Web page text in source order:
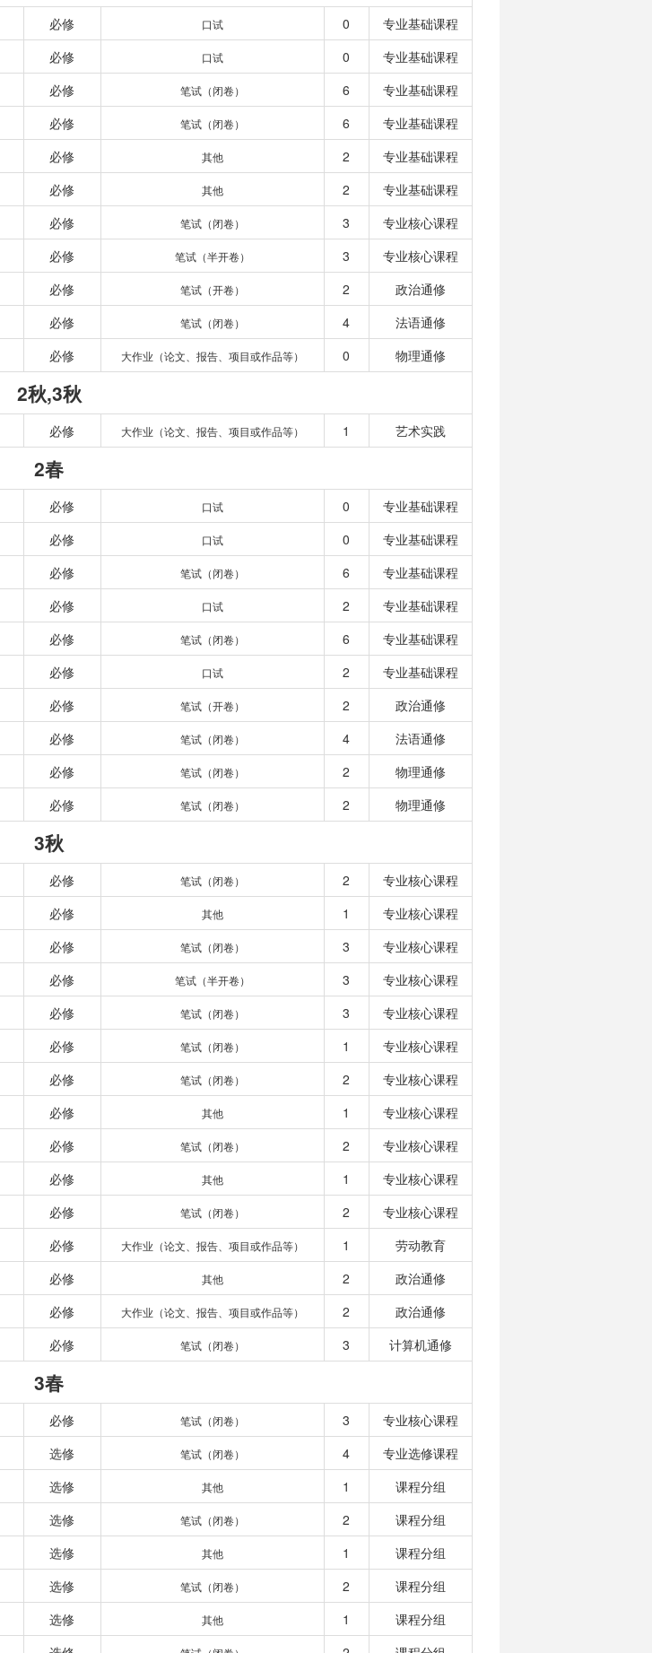
必修 口试 0
专业基础课程
必修 口试 0
专业基础课程
必修 笔试（闭卷） 6
专业基础课程
必修 笔试（闭卷） 6
专业基础课程
必修 其他 2
专业基础课程
必修 其他 2
专业基础课程
必修 笔试（闭卷） 3
专业核心课程
必修 笔试（半开卷） 3
专业核心课程
必修 笔试（开卷） 2
政治通修
必修 笔试（闭卷） 4
法语通修
必修 大作业（论文、报告、项目或作品等） 0 物理通修
2秋,3秋
必修 大作业（论文、报告、项目或作品等） 1 艺术实践
2春
必修 口试 0
专业基础课程
必修 口试 0
专业基础课程
必修 笔试（闭卷） 6
专业基础课程
必修 口试 2
专业基础课程
必修 笔试（闭卷） 6
专业基础课程
必修 口试 2
专业基础课程
必修 笔试（开卷） 2
政治通修
必修 笔试（闭卷） 4
法语通修
必修 笔试（闭卷） 2
物理通修
必修 笔试（闭卷） 2 物理通修
3秋
必修 笔试（闭卷） 2
专业核心课程
必修 其他 1
专业核心课程
必修 笔试（闭卷） 3
专业核心课程
必修 笔试（半开卷） 3
专业核心课程
必修 笔试（闭卷） 3
专业核心课程
必修 笔试（闭卷） 1
专业核心课程
必修 笔试（闭卷） 2
专业核心课程
必修 其他 1
专业核心课程
必修 笔试（闭卷） 2
专业核心课程
必修 其他 1
专业核心课程
必修 笔试（闭卷） 2
专业核心课程
必修 大作业（论文、报告、项目或作品等） 1
劳动教育
必修 其他 2
政治通修
必修 大作业（论文、报告、项目或作品等） 2
政治通修
必修 笔试（闭卷） 3 计算机通修
3春
必修 笔试（闭卷） 3
专业核心课程
选修 笔试（闭卷） 4
专业选修课程
选修 其他 1
课程分组
选修 笔试（闭卷） 2
课程分组
选修 其他 1
课程分组
选修 笔试（闭卷） 2
课程分组
选修 其他 1
课程分组